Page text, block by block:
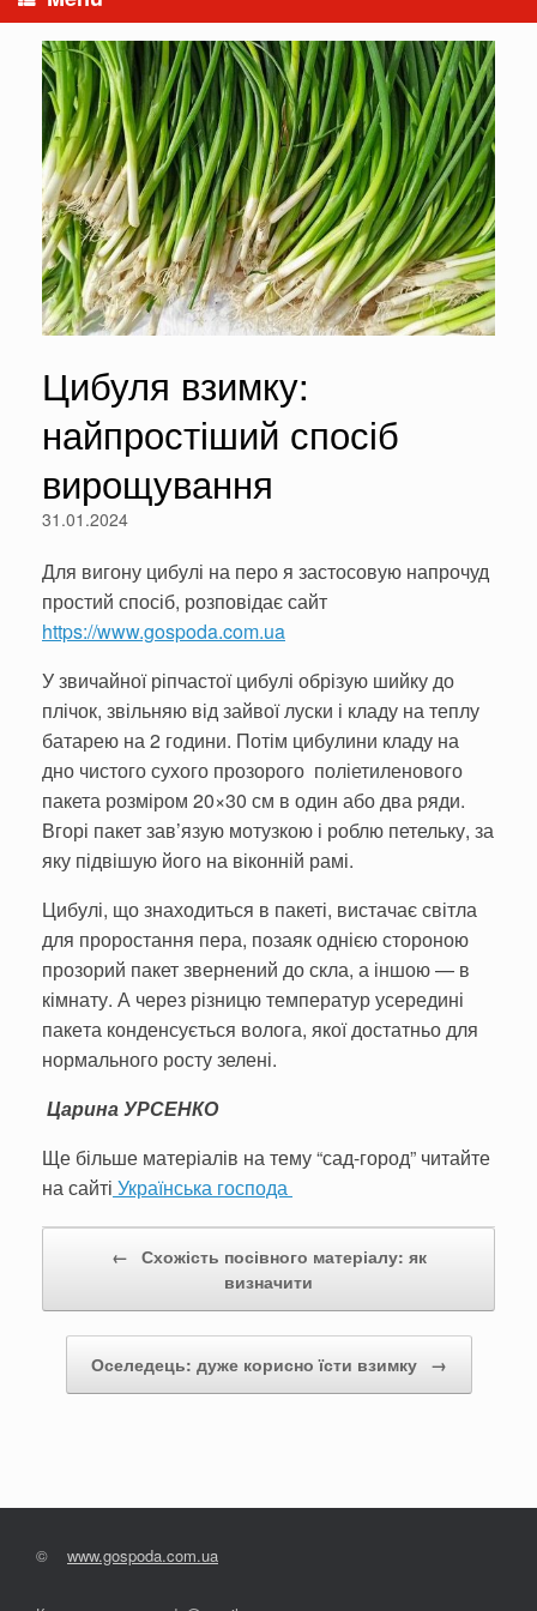
Цибуля взимку:
найпростіший спосіб
вирощування
31.01.2024
Для вигону цибулі на перо я застосовую напрочуд
простий спосіб, розповідає сайт
https://www.gospoda.com.ua
У звичайної ріпчастої цибулі обрізую шийку до
плічок, звільняю від зайвої луски і кладу на теплу
бата­рею на 2 години. Потім цибулини кладу на
дно чистого сухого прозорого поліетиленового
пакета розміром 20×30 см в один або два ряди.
Вгорі пакет зав’язую мотузкою і роблю петельку, за
яку підвішую його на віконній рамі.
Цибулі, що знаходиться в пакеті, вистачає світла
для проростання пера, позаяк однією сторо­ною
прозорий пакет зверне­ний до скла, а іншою — в
кімнату. А через різницю температур усередині
паке­та конденсується воло­га, якої достатньо для
нормального росту зелені.
Царина УРСЕНКО
Ще більше матеріалів на тему “сад-город” читайте
на сайті Українська господа
← Схожість посівного матеріалу: як
визначити
Оселедець: дуже корисно їсти взимку →
© www.gospoda.com.ua